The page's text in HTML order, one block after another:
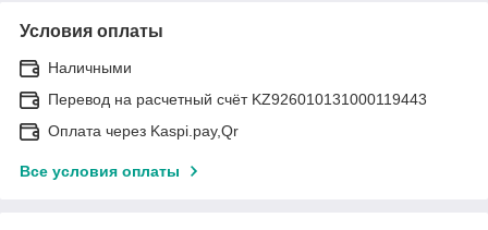
Условия оплаты
Наличными
Перевод на расчетный счёт KZ926010131000119443
Оплата через Kaspi.pay,Qr
Все условия оплаты